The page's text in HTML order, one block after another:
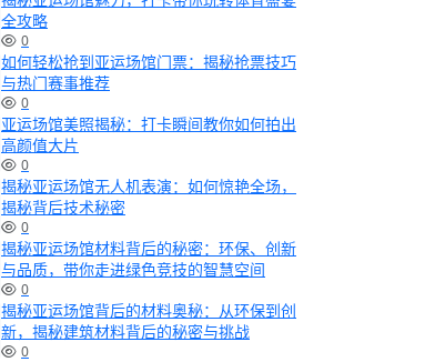
全攻略
0
如何轻松抢到亚运场馆门票：揭秘抢票技巧
与热门赛事推荐
0
亚运场馆美照揭秘：打卡瞬间教你如何拍出
高颜值大片
0
揭秘亚运场馆无人机表演：如何惊艳全场，
揭秘背后技术秘密
0
揭秘亚运场馆材料背后的秘密：环保、创新
与品质，带你走进绿色竞技的智慧空间
0
揭秘亚运场馆背后的材料奥秘：从环保到创
新，揭秘建筑材料背后的秘密与挑战
0